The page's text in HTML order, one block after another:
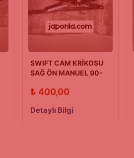
SWIFT CAM KRİKOSU
SAĞ ÖN MANUEL 90-
₺ 400,00
Detaylı Bilgi